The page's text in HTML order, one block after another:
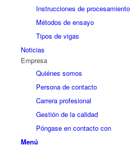
Instrucciones de procesamiento
Métodos de ensayo
Tipos de vigas
Noticias
Empresa
Quiénes somos
Persona de contacto
Carrera profesional
Gestión de la calidad
Póngase en contacto con
Menú